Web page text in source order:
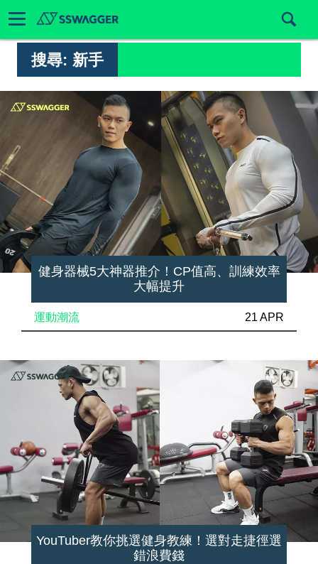
搜尋: 新手
健身器械5大神器推介！CP值高、訓練效率
大幅提升
運動潮流 21 APR
YouTuber教你挑選健身教練！選對走捷徑選
錯浪費錢